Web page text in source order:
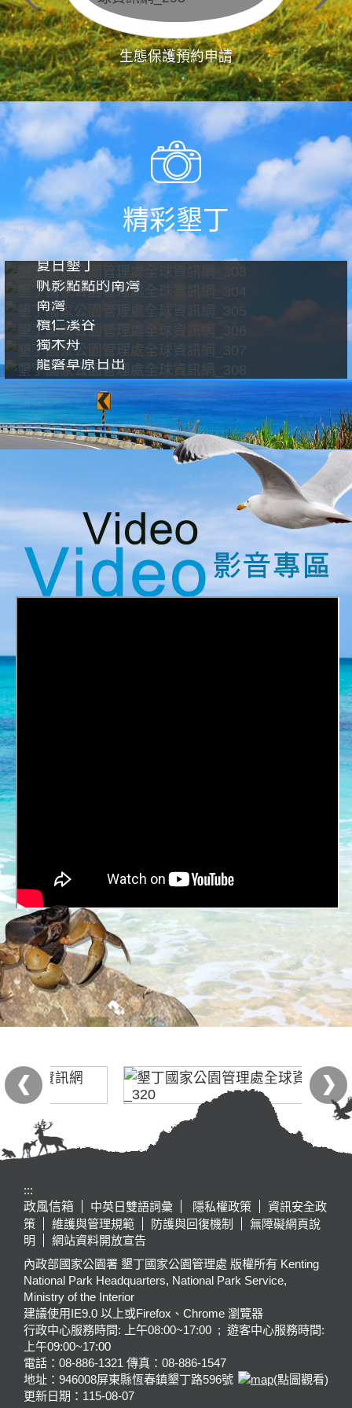
生態保護預約申請
精彩墾丁
夏日墾丁
帆影點點的南灣
南灣
欖仁溪谷
獨木舟
龍磐草原日出
:::
政風信箱
中英日雙語詞彙 隱私權政策
資訊安全政
策
維護與管理規範 防護與回復機制
無障礙網頁說
明
網站資料開放宣告
內政部國家公園署 墾丁國家公園管理處 版權所有 Kenting
National Park Headquarters, National Park Service,
Ministry of the Interior
建議使用IE9.0 以上或Firefox、Chrome 瀏覽器
行政中心服務時間: 上午08:00~17:00 ; 遊客中心服務時間:
上午09:00~17:00
電話：08-886-1321 傳真：08-886-1547
地址：946008屏東縣恆春鎮墾丁路596號
(點圖觀看)
更新日期： 115-08-07